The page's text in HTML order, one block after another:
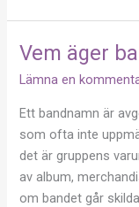
Vem äger
Lämna en
Ett bandnamn är
som ofta inte
det är gruppens
av album,
om bandet går
Vem
äger